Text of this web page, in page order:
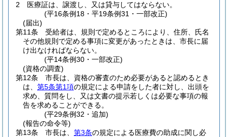
2
医療証は、譲渡し、又は貸与してはならない。
(平16条例18・平19条例31・一部改正)
(届出)
第11条
受給者は、規則で定めるところにより、住所、氏名
その他規則で定める事項に変更があったときは、市長に届
け出なければならない。
(平14条例30・一部改正)
(資格の調査)
第12条
市長は、資格の審査のため必要があると認めるとき
は、 第5条第1項の規定による申請をした者に対し、出頭を
求め、質問をし、又は文書の提示若しくは必要な事項の報
告を求めることができる。
(平29条例32・追加)
(報告の命令等)
第13条
市長は、 第3条の規定による医療費の助成に関し必